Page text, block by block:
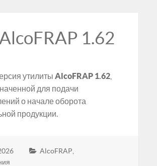
1.62
утилитыAlcoFRAP 1.62
для подачи
о начале оборота
продукции.
AlcoFRAP